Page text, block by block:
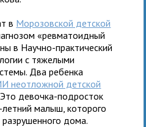
в Морозовской детской
«ревматоидный
в Научно-практический
с тяжелыми
Два ребенка
неотложной детской
Это девочка-подросток
малыш, которого
дома.